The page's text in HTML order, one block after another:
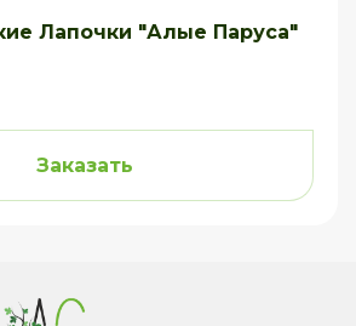
Лапочки "Алые Паруса"
Заказать